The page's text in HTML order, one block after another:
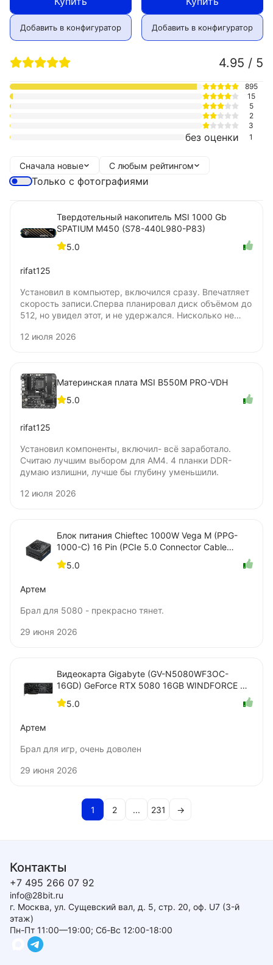
Добавить в конфигуратор Добавить в конфигуратор
4.95 / 5
895
15
5
2
3
без оценки 1
Сначала новые С любым рейтингом
Только с фотографиями
Твердотельный накопитель MSI 1000 Gb
SPATIUM M450 (S78-440L980-P83)
5.0
rifat125
Установил в компьютер, включился сразу. Впечатляет
скорость записи.Сперва планировал диск объёмом до
512, но увидел этот, и не удержался. Нисколько не
только, бумажную наклейку нужно удалять для
12 июля 2026
Материнская плата MSI B550M PRO-VDH
5.0
rifat125
Установил компоненты, включил- всё заработало.
Считаю лучшим выбором для AM4. 4 планки DDR-
думаю излишни, лучше бы глубину уменьшили.
12 июля 2026
Блок питания Chieftec 1000W Vega M (PPG-
1000-C) 16 Pin (PCIe 5.0 Connector Cable
Details)
5.0
Артем
Брал для 5080 - прекрасно тянет.
29 июня 2026
Видеокарта Gigabyte (GV-N5080WF3OC-
16GD) GeForce RTX 5080 16GB WINDFORCE OC
SFF
5.0
Артем
Брал для игр, очень доволен
29 июня 2026
1 2 ... 231 →
Контакты
+7 495 266 07 92
info@28bit.ru
г. Москва, ул. Сущевский вал, д. 5, стр. 20, оф. U7 (3-й
этаж)
Пн-Пт 11:00—19:00; Сб-Вс 12:00-18:00